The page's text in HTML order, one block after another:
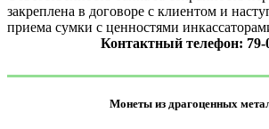
закреплена в договоре с клиентом и
приема сумки с ценностями
Контактный телефон: 79-
Монеты из драгоценных